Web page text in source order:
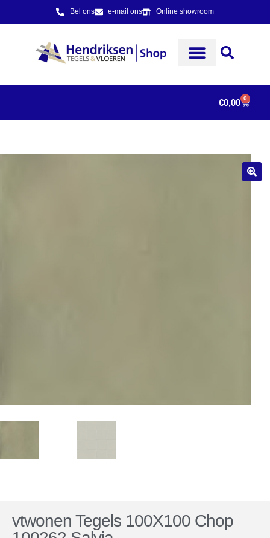
Bel ons e-mail ons Online showroom
€0,00 0
vtwonen Tegels 100X100 Chop